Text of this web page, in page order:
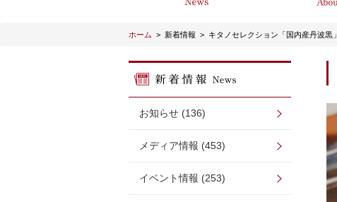
ホーム > 新着情報 > キタノセレクション「国内産丹波黒」
お知らせ (136)
メディア情報 (453)
イベント情報 (253)